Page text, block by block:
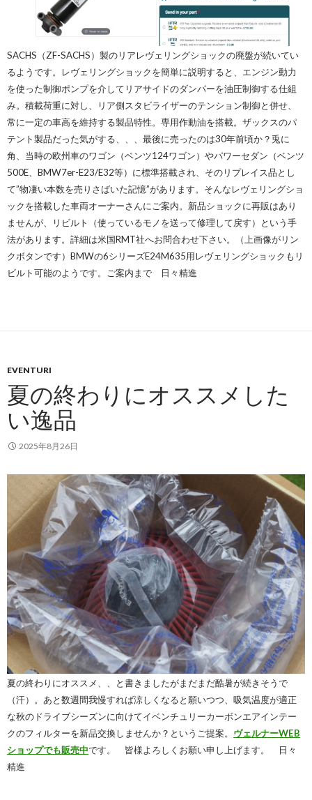
SACHS（ZF-SACHS）製のリアレヴェリングショックの廃盤が続いてい
るようです。レヴェリングショックを簡単に説明すると、エンジン動力
を使った制御ポンプを介してリアサイドのダンパーを油圧制御する仕組
み。積載荷重に対し、リア側スタビライザーのテンション制御と併せ、
常に一定の車高を維持する製品特性。専用作動油を搭載。ザックスのパ
テント製品だった気がする、、、最後に売ったのは30年前頃か？兎に
角、当時の欧州車のワゴン（ベンツ124ワゴン）やパワーセダン（ベンツ
500E、BMW7er-E23/E32等）に標準搭載され、そのリプレイス品とし
て”物凄い本数を売りさばいた記憶”があります。そんなレヴェリングショ
ックを搭載した車両オーナーさんにご案内。新品ショックに再販はあり
ませんが、リビルト（使っているモノを送って修理して戻す）という手
法があります。詳細は米国RMT社へお問合わせ下さい。（上画像がリン
クボタンです）BMWの6シリーズE24M635用レヴェリングショックもリ
ビルト可能のようです。ご案内まで
日々精進
EVENTURI
夏の終わりにオススメした
い逸品
2025年8月26日
夏の終わりにオススメ、、と書きましたがまだまだ酷暑が続きそうで
（汗）。あと数週間我慢すれば涼しくなると願いつつ、吸気温度が適正
な秋のドライブシーズンに向けてイベンチュリーカーボンエアインテー
クのフィルターを新品交換しませんか？というご提案。 ヴェルナーWEB
ショップでも販売中です。 皆様よろしくお願い申し上げます。 日々
精進